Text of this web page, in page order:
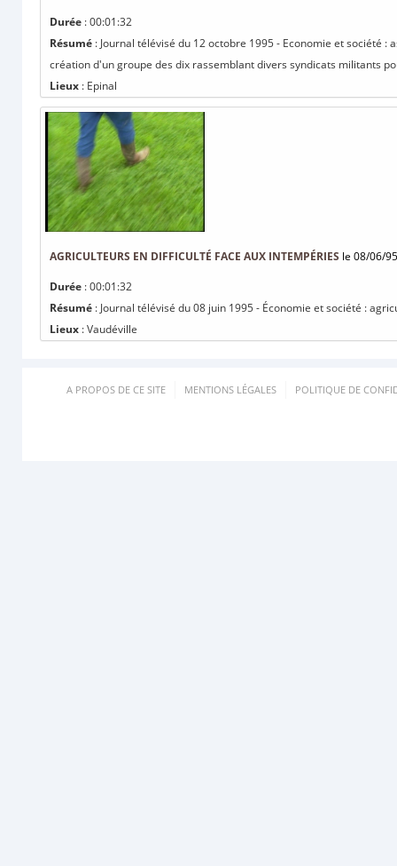
Durée : 00:01:32
Résumé : Journal télévisé du 12 octobre 1995 - Economie et société
création d'un groupe des dix rassemblant divers syndicats militants
Lieux : Epinal
AGRICULTEURS EN DIFFICULTÉ FACE AUX INTEMPÉRIES le 08/06/95
Durée : 00:01:32
Résumé : Journal télévisé du 08 juin 1995 - Économie et société :
Lieux : Vaudéville
A PROPOS DE CE SITE MENTIONS LÉGALES POLITIQUE DE